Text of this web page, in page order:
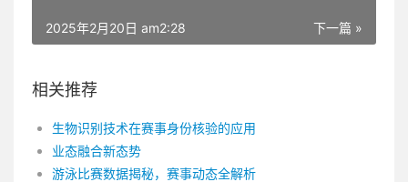
下一篇 »
2025年2月20日 am2:28
相关推荐
生物识别技术在赛事身份核验的应用
业态融合新态势
游泳比赛数据揭秘，赛事动态全解析